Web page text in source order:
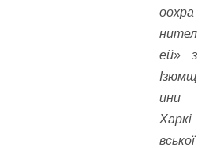
оохра
нител
ей» з
Ізюмщ
ини
Харкі
вської